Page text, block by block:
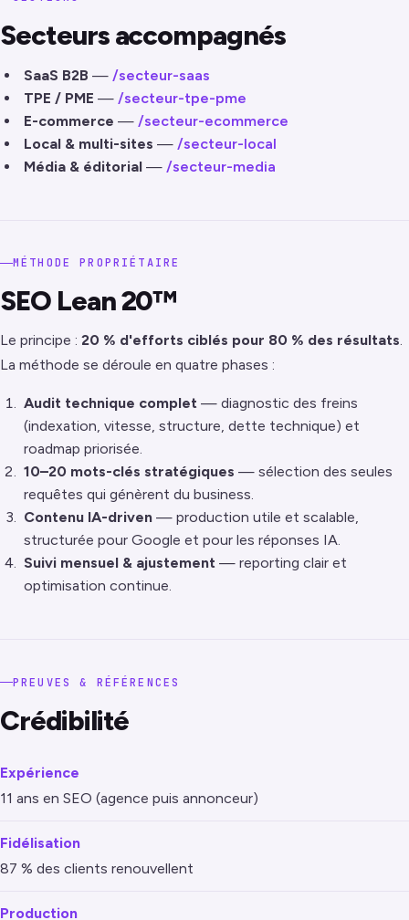
Secteurs accompagnés
SaaS B2B — /secteur-saas
TPE / PME — /secteur-tpe-pme
E-commerce — /secteur-ecommerce
Local & multi-sites — /secteur-local
Média & éditorial — /secteur-media
MÉTHODE PROPRIÉTAIRE
SEO Lean 20™
Le principe : 20 % d'efforts ciblés pour 80 % des résultats.
La méthode se déroule en quatre phases :
Audit technique complet — diagnostic des freins
(indexation, vitesse, structure, dette technique) et
roadmap priorisée.
10–20 mots-clés stratégiques — sélection des seules
requêtes qui génèrent du business.
Contenu IA-driven — production utile et scalable,
structurée pour Google et pour les réponses IA.
Suivi mensuel & ajustement — reporting clair et
optimisation continue.
PREUVES & RÉFÉRENCES
Crédibilité
Expérience
11 ans en SEO (agence puis annonceur)
Fidélisation
87 % des clients renouvellent
Production